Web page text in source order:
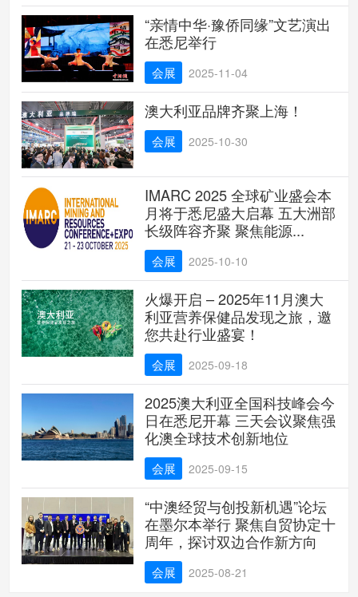
“亲情中华·豫侨同缘”文艺演出
在悉尼举行
会展 2025-11-04
澳大利亚品牌齐聚上海！
会展 2025-10-30
IMARC 2025 全球矿业盛会本
月将于悉尼盛大启幕 五大洲部
长级阵容齐聚 聚焦能源...
会展 2025-10-10
火爆开启 – 2025年11月澳大
利亚营养保健品发现之旅，邀
您共赴行业盛宴！
会展 2025-09-18
2025澳大利亚全国科技峰会今
日在悉尼开幕 三天会议聚焦强
化澳全球技术创新地位
会展 2025-09-15
“中澳经贸与创投新机遇”论坛
在墨尔本举行 聚焦自贸协定十
周年，探讨双边合作新方向
会展 2025-08-21